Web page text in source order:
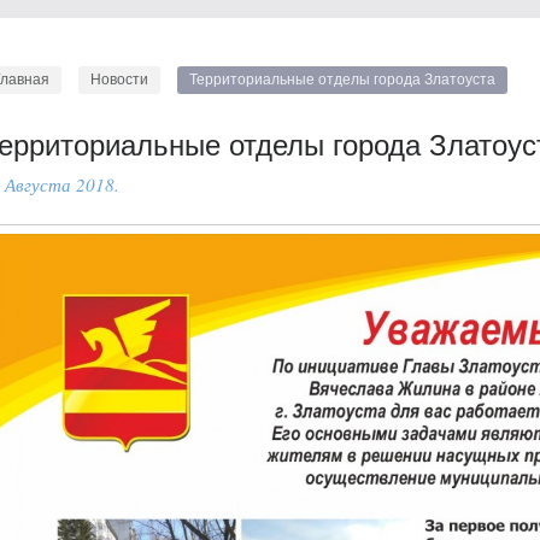
Новости Территориальные отделы города Златоуста
отделы города
Августа 2018.